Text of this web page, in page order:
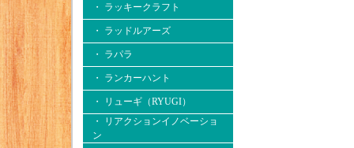
・ ラッキークラフト
・ ラッドルアーズ
・ ラパラ
・ ランカーハント
・ リューギ（RYUGI）
・ リアクションイノベーショ
ン